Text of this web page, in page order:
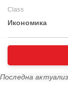
Class
Икономика
Последна